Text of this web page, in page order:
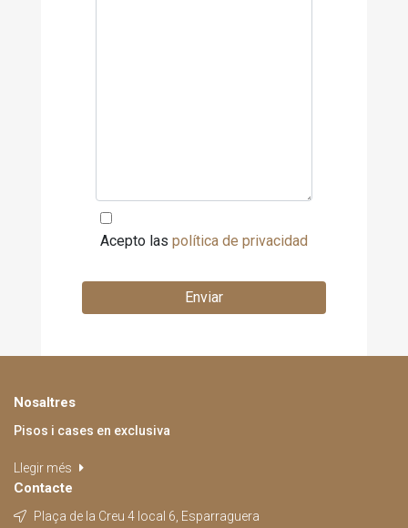
Acepto las política de privacidad
Enviar
Nosaltres
Pisos i cases en exclusiva
Llegir més
Contacte
Plaça de la Creu 4 local 6, Esparraguera